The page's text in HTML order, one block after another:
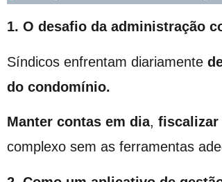
1. O desafio da administração
Síndicos enfrentam diariamente
do condomínio.
Manter contas em dia, fiscalizar
complexo sem as ferramentas